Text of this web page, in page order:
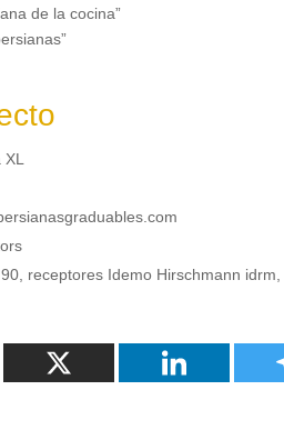
de la cocina”
90, receptores Idemo Hirschmann idrm